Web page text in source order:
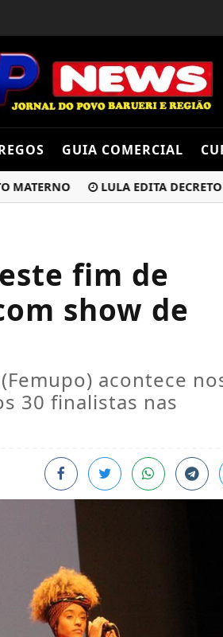
GUIA COMERCIAL
LULA EDITA DECRETO
fim de
show de
acontece
30 finalistas nas